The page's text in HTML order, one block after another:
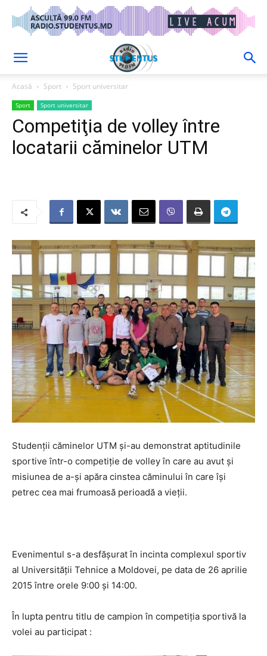
Acasă Sport Sport universitar
Sport Sport universitar
Competiţia de volley între
locatarii căminelor UTM
Studenții căminelor UTM și-au demonstrat aptitudinile
sportive într-o competiție de volley în care au avut și
misiunea de a-și apăra cinstea căminului în care își
petrec cea mai frumoasă perioadă a vieții.
Evenimentul s-a desfășurat în incinta complexul sportiv
al Universității Tehnice a Moldovei, pe data de 26 aprilie
2015 între orele 9:00 și 14:00.
În lupta pentru titlu de campion în competiția sportivă la
volei au participat :